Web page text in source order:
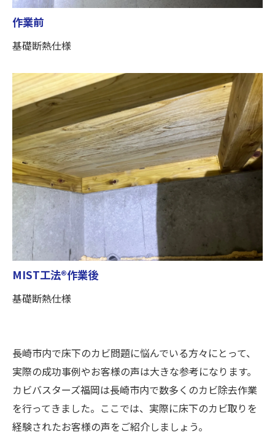
作業前
基礎断熱仕様
MIST工法®作業後
基礎断熱仕様
長崎市内で床下のカビ問題に悩んでいる方々にとって、
実際の成功事例やお客様の声は大きな参考になります。
カビバスターズ福岡は長崎市内で数多くのカビ除去作業
を行ってきました。ここでは、実際に床下のカビ取りを
経験されたお客様の声をご紹介しましょう。